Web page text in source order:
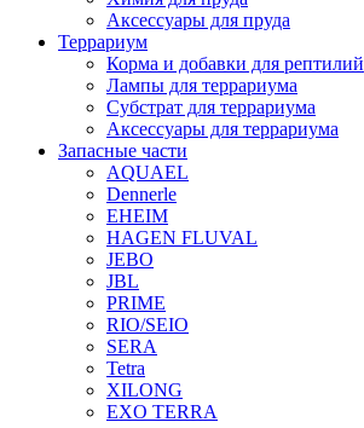
Аксессуары для пруда
Террариум
Корма и добавки для рептилий
Лампы для террариума
Субстрат для террариума
Аксессуары для террариума
Запасные части
AQUAEL
Dennerle
EHEIM
HAGEN FLUVAL
JEBO
JBL
PRIME
RIO/SEIO
SERA
Tetra
XILONG
EXO TERRA